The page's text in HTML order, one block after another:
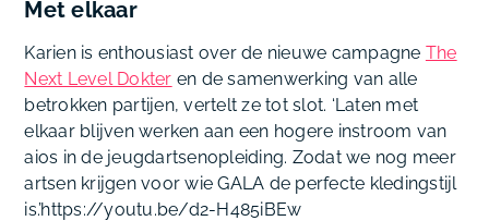
Met elkaar
Karien is enthousiast over de nieuwe campagne The
Next Level Dokter en de samenwerking van alle
betrokken partijen, vertelt ze tot slot. ‘Laten met
elkaar blijven werken aan een hogere instroom van
aios in de jeugdartsenopleiding. Zodat we nog meer
artsen krijgen voor wie GALA de perfecte kledingstijl
is.’https://youtu.be/d2-H485iBEw